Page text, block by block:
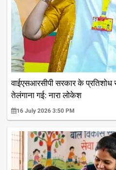
वाईएसआरसीपी सरकार के प्रतिशोध
तेलंगाना गई: नारा लोकेश
16 July 2026 3:50 PM